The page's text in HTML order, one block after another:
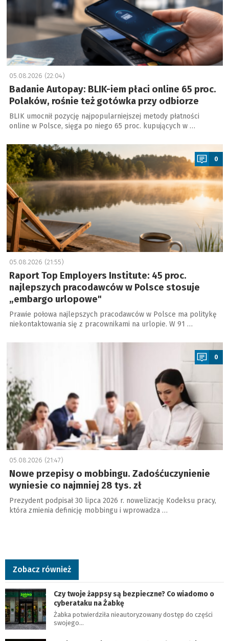
05.08.2026 (22:04)
Badanie Autopay: BLIK-iem płaci online 65 proc.
Polaków, rośnie też gotówka przy odbiorze
BLIK umocnił pozycję najpopularniejszej metody płatności
online w Polsce, sięga po niego 65 proc. kupujących w …
a
0
05.08.2026 (21:55)
Raport Top Employers Institute: 45 proc.
najlepszych pracodawców w Polsce stosuje
„embargo urlopowe"
Prawie połowa najlepszych pracodawców w Polsce ma politykę
niekontaktowania się z pracownikami na urlopie. W 91 …
0
05.08.2026 (21:47)
Nowe przepisy o mobbingu. Zadośćuczynienie
wyniesie co najmniej 28 tys. zł
Prezydent podpisał 30 lipca 2026 r. nowelizację Kodeksu pracy,
która zmienia definicję mobbingu i wprowadza …
Zobacz również
Czy twoje żappsy są bezpieczne? Co wiadomo o
cyberataku na Żabkę
Żabka potwierdziła nieautoryzowany dostęp do części
swojego…